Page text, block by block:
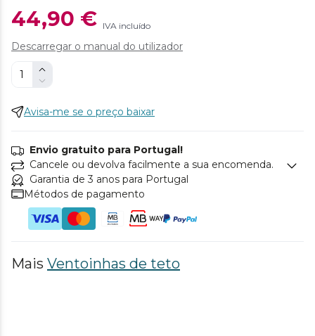
44,90 € IVA incluído
Descarregar o manual do utilizador
Avisa-me se o preço baixar
Envio gratuito para Portugal!
Cancele ou devolva facilmente a sua encomenda.
Garantia de 3 anos para Portugal
Métodos de pagamento
Mais Ventoinhas de teto